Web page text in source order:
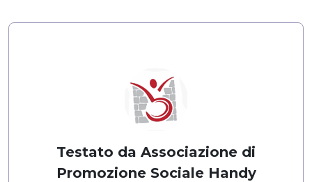
Testato da Associazione di
Promozione Sociale Handy